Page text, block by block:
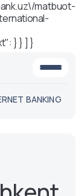
matbuot-
} } ] }
BANKING